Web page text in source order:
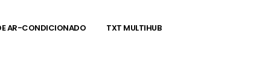
AR-CONDICIONADO TXT MULTIHUB